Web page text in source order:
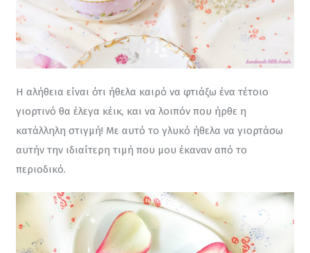
Η αλήθεια είναι ότι ήθελα καιρό να φτιάξω ένα τέτοιο
γιορτινό θα έλεγα κέικ, και να λοιπόν που ήρθε η
κατάλληλη στιγμή! Με αυτό το γλυκό ήθελα να γιορτάσω
αυτήν την ιδιαίτερη τιμή που μου έκαναν από το
περιοδικό.